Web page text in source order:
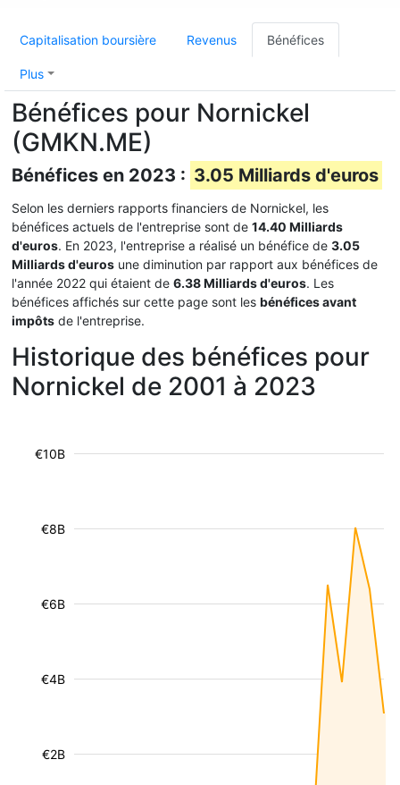
Capitalisation boursière Revenus Bénéfices
Plus
Bénéfices pour Nornickel
(GMKN.ME)
Bénéfices en 2023 : 3.05 Milliards d'euros
Selon les derniers rapports financiers de Nornickel, les
bénéfices actuels de l'entreprise sont de 14.40 Milliards
d'euros. En 2023, l'entreprise a réalisé un bénéfice de 3.05
Milliards d'euros une diminution par rapport aux bénéfices de
l'année 2022 qui étaient de 6.38 Milliards d'euros. Les
bénéfices affichés sur cette page sont les bénéfices avant
impôts de l'entreprise.
Historique des bénéfices pour
Nornickel de 2001 à 2023
€2B
€4B
€6B
€8B
€10B